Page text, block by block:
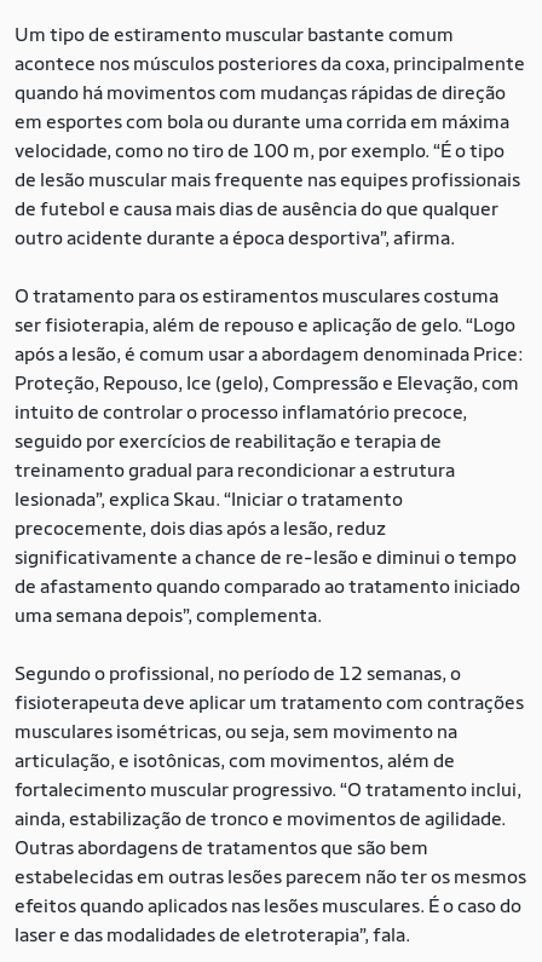
Um tipo de estiramento muscular bastante comum
acontece nos músculos posteriores da coxa, principalmente
quando há movimentos com mudanças rápidas de direção
em esportes com bola ou durante uma corrida em máxima
velocidade, como no tiro de 100 m, por exemplo. “É o tipo
de lesão muscular mais frequente nas equipes profissionais
de futebol e causa mais dias de ausência do que qualquer
outro acidente durante a época desportiva”, afirma.
O tratamento para os estiramentos musculares costuma
ser fisioterapia, além de repouso e aplicação de gelo. “Logo
após a lesão, é comum usar a abordagem denominada Price:
Proteção, Repouso, Ice (gelo), Compressão e Elevação, com
intuito de controlar o processo inflamatório precoce,
seguido por exercícios de reabilitação e terapia de
treinamento gradual para recondicionar a estrutura
lesionada”, explica Skau. “Iniciar o tratamento
precocemente, dois dias após a lesão, reduz
significativamente a chance de re-lesão e diminui o tempo
de afastamento quando comparado ao tratamento iniciado
uma semana depois”, complementa.
Segundo o profissional, no período de 12 semanas, o
fisioterapeuta deve aplicar um tratamento com contrações
musculares isométricas, ou seja, sem movimento na
articulação, e isotônicas, com movimentos, além de
fortalecimento muscular progressivo. “O tratamento inclui,
ainda, estabilização de tronco e movimentos de agilidade.
Outras abordagens de tratamentos que são bem
estabelecidas em outras lesões parecem não ter os mesmos
efeitos quando aplicados nas lesões musculares. É o caso do
laser e das modalidades de eletroterapia”, fala.